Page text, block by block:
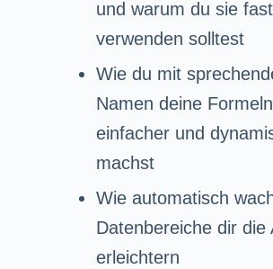
und warum du sie
verwenden solltest
Wie du mit
Namen deine Formeln
einfacher und
machst
Wie automatisch
Datenbereiche dir die
erleichtern